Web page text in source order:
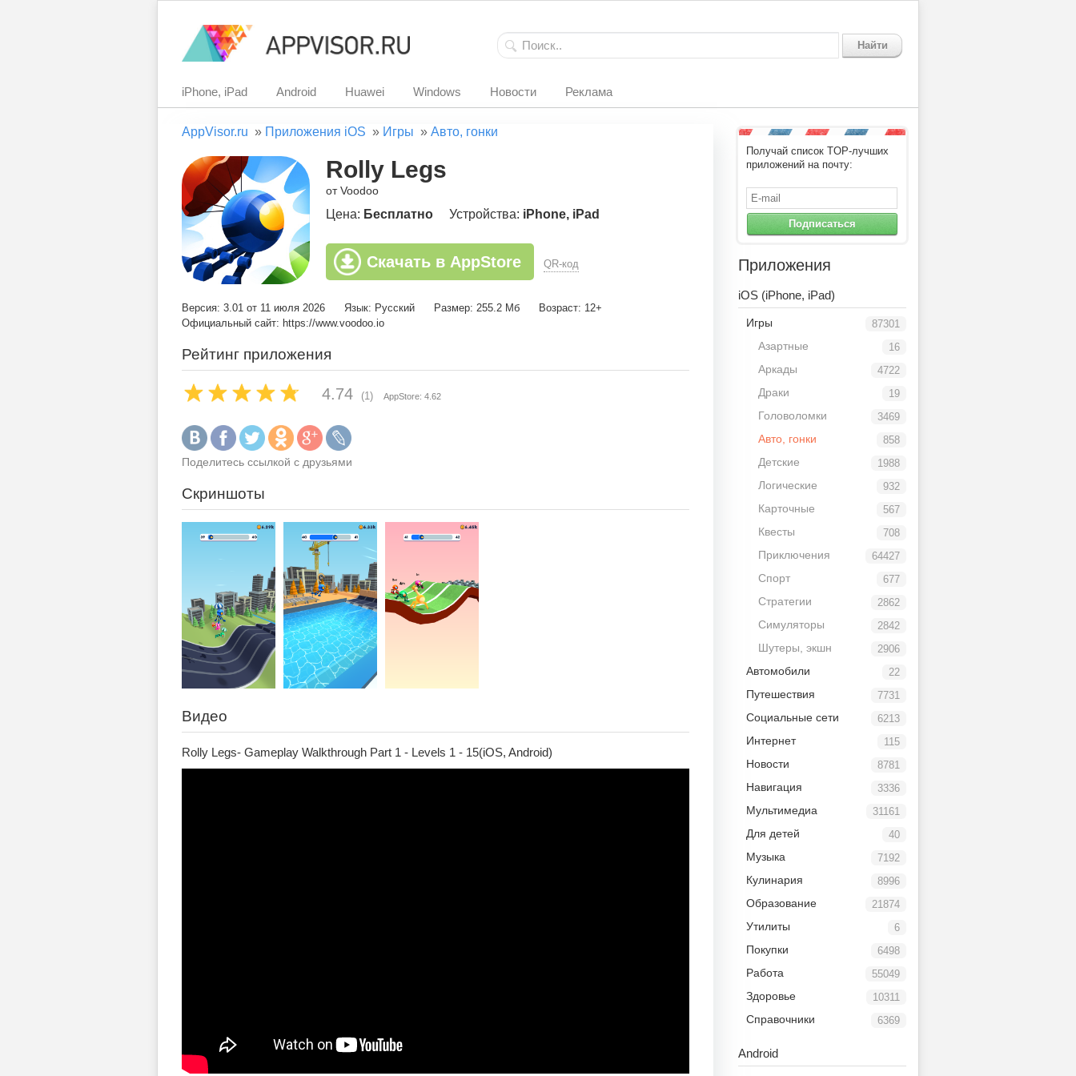
Найти
iPhone, iPad Android Huawei Windows Новости Реклама
AppVisor.ru » Приложения iOS » Игры » Авто, гонки
Rolly Legs
от Voodoo
Цена: Бесплатно Устройства: iPhone, iPad
Скачать в AppStore QR-код
Версия: 3.01 от 11 июля 2026 Язык: Русский Размер: 255.2 Мб
Возраст: 12+
Официальный сайт: https://www.voodoo.io
Рейтинг приложения
4.74 (1) AppStore: 4.62
Поделитесь ссылкой с друзьями
Скриншоты
Видео
Rolly Legs- Gameplay Walkthrough Part 1 - Levels 1 - 15(iOS, Android)
Получай список TOP-лучших
приложений на почту:
Подписаться
Приложения
iOS (iPhone, iPad)
87301
Игры
16
Азартные
4722
Аркады
19
Драки
3469
Головоломки
858
Авто, гонки
1988
Детские
932
Логические
567
Карточные
708
Квесты
64427
Приключения
677
Спорт
2862
Стратегии
2842
Симуляторы
2906
Шутеры, экшн
22
Автомобили
7731
Путешествия
6213
Социальные сети
115
Интернет
8781
Новости
3336
Навигация
31161
Мультимедиа
40
Для детей
7192
Музыка
8996
Кулинария
21874
Образование
6
Утилиты
6498
Покупки
55049
Работа
10311
Здоровье
6369
Справочники
Android